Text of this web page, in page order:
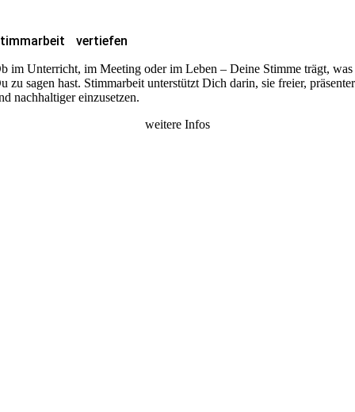
vertiefen
im Unterricht, im Meeting oder im Leben – Deine Stimme trägt, was
zu sagen hast. Stimmarbeit unterstützt Dich darin, sie freier, präsenter
nachhaltiger einzusetzen.
weitere Infos